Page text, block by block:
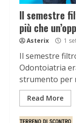
Il semestre
più che
Asterix 1
Il semestre
Odontoiatria
strumento per
Read More